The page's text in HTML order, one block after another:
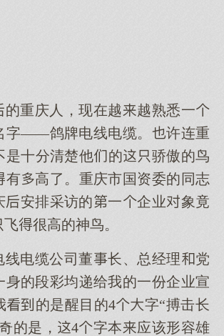
的重庆人，现在越越熟悉一
字——鸽牌电线电缆。许连重
十分清楚他的骄傲的鸟
高了。重庆市国资委的同志
安排采访的一企业象竟
很高的神鸟。
线电缆公司董长、总经理党
的段彩均递给我的一份企业宣
的是醒目的4字“搏击长
的是，4字本应该形容雄